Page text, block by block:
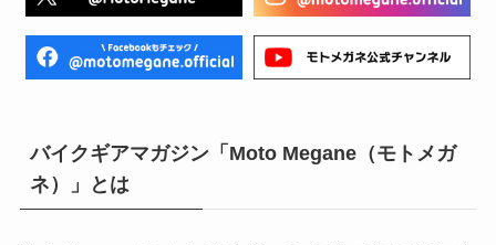
バイクギアマガジン「Moto Megane（モトメガ
ネ）」とは